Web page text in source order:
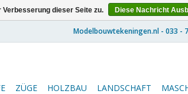
ZÜGE HOLZBAU LANDSCHAFT
dieser Seite zu. Diese Nachricht